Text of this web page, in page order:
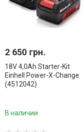
2 650 грн.
18V 4,0Аh Starter-Kit
Einhell Power-X-Change
(4512042)
В наличии